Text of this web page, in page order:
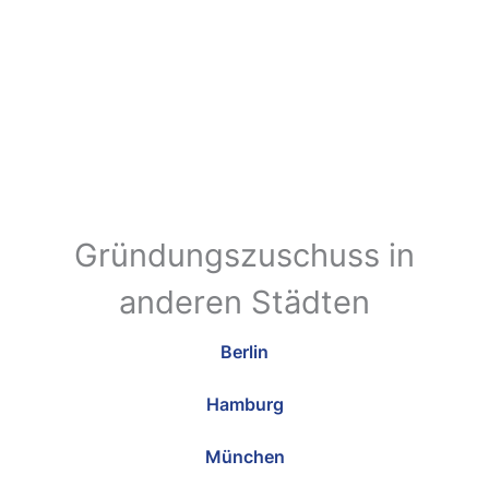
Gründungszuschuss in
anderen Städten
Berlin
Hamburg
München